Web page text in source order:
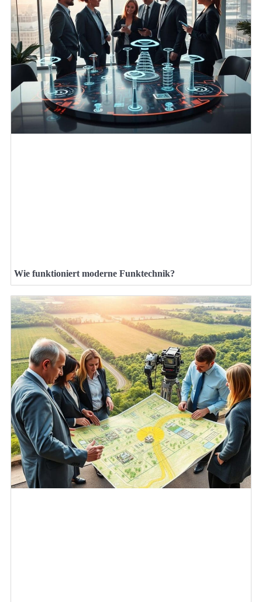
Wie funktioniert moderne Funktechnik?